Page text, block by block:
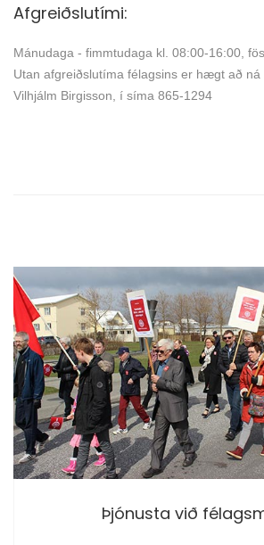
Afgreiðslutími:
Mánudaga - fimmtudaga kl. 08:00-16:00,
Utan afgreiðslutíma félagsins er hægt að ná
Vilhjálm Birgisson, í síma 865-1294
Þjónusta við